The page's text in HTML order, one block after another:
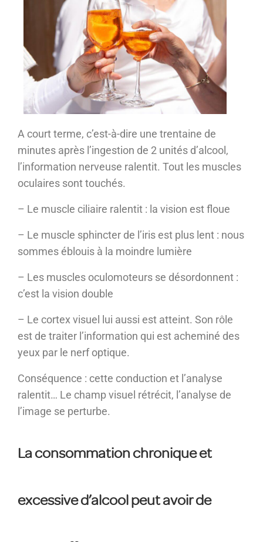
A court terme, c’est-à-dire une trentaine de
minutes après l’ingestion de 2 unités d’alcool,
l’information nerveuse ralentit. Tout les muscles
oculaires sont touchés.
– Le muscle ciliaire ralentit : la vision est floue
– Le muscle sphincter de l’iris est plus lent : nous
sommes éblouis à la moindre lumière
– Les muscles oculomoteurs se désordonnent :
c’est la vision double
– Le cortex visuel lui aussi est atteint. Son rôle
est de traiter l’information qui est acheminé des
yeux par le nerf optique.
Conséquence : cette conduction et l’analyse
ralentit… Le champ visuel rétrécit, l’analyse de
l’image se perturbe.
La consommation chronique et
excessive d’alcool peut avoir de